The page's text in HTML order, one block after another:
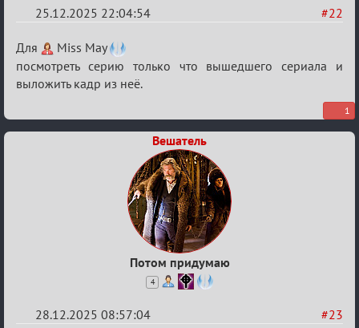
#22
25.12.2025 22:04:54
Re:
Вечеринка
Для
Miss May
посмотреть серию только что вышедшего сериала и
выложить кадр из неё.
1
Вешатель
Потом придумаю
4
#23
28.12.2025 08:57:04